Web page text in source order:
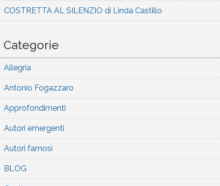
COSTRETTA AL SILENZIO di Linda Castillo
Categorie
Allegria
Antonio Fogazzaro
Approfondimenti
Autori emergenti
Autori famosi
BLOG